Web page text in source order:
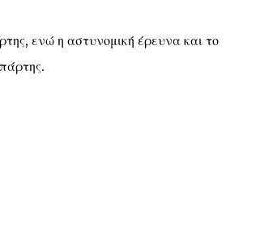
ενώ η αστυνομική έρευνα και το